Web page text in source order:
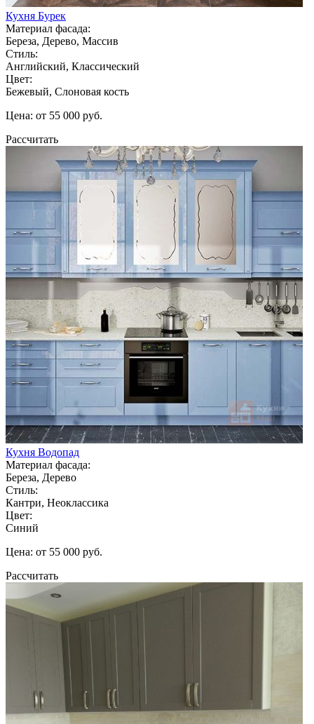
Кухня Бурек
Материал фасада:
Береза, Дерево, Массив
Стиль:
Английский, Классический
Цвет:
Бежевый, Слоновая кость
Цена: от 55 000 руб.
Рассчитать
Кухня Водопад
Материал фасада:
Береза, Дерево
Стиль:
Кантри, Неоклассика
Цвет:
Синий
Цена: от 55 000 руб.
Рассчитать